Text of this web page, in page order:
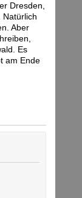
Dresden,
Natürlich
Aber
Es
am Ende